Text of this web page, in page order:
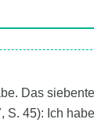
Das
S. 45): Ich